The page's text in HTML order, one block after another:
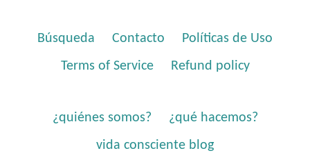
Búsqueda Contacto
Políticas de Uso
Terms of Service
Refund policy
¿quiénes somos?
¿qué hacemos?
vida consciente blog